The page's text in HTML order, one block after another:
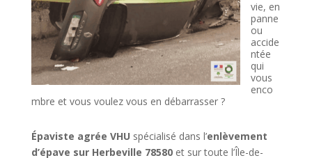
vie, en
panne
ou
accide
ntée
qui
vous
enco
mbre et vous voulez vous en débarrasser ?
Épaviste agrée VHU spécialisé dans l’enlèvement
d’épave sur Herbeville 78580et sur toute l’Île-de-